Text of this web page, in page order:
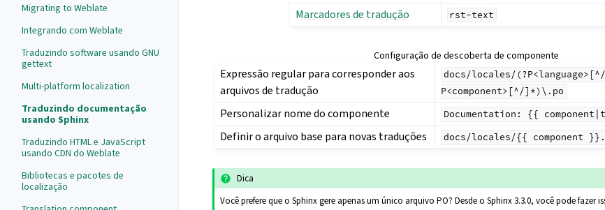
Migrating to Weblate
Integrando com Weblate
Traduzindo software usando GNU
gettext
Multi-platform localization
Traduzindo documentação
usando Sphinx
Traduzindo HTML e JavaScript
usando CDN do Weblate
Bibliotecas e pacotes de
localização
Marcadores de tradução
rst-text
Configuração de descoberta de componente
Expressão regular para corresponder aos
arquivos de tradução
docs/locales/(?P<language>[^/
P<component>[^/]*)\.po
Personalizar nome do componente Documentation: {{
Definir o arquivo base para novas traduções docs/locales/{{ component
Dica
Você prefere que o Sphinx gere apenas um único arquivo PO? Desde o Sphinx 3.3.0, você pode fazer